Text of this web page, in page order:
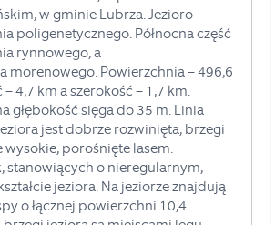
w gminie Lubrza.Jezioro
poligenetycznego. Północna część
rynnowego, a
morenowego. Powierzchnia – 496,6
– 4,7 km a szerokość – 1,7 km.
głębokość sięga do 35 m. Linia
jest dobrze rozwinięta, brzegi
wysokie, porośnięte lasem.
, stanowiących o nieregularnym,
jeziora. Na jeziorze znajdują
o łącznej powierzchni 10,4